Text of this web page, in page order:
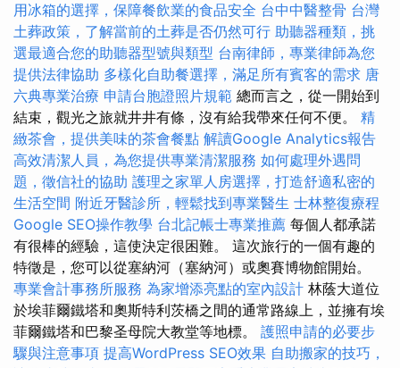
用冰箱的選擇，保障餐飲業的食品安全 台中中醫整骨 台灣
土葬政策，了解當前的土葬是否仍然可行 助聽器種類，挑
選最適合您的助聽器型號與類型 台南律師，專業律師為您
提供法律協助 多樣化自助餐選擇，滿足所有賓客的需求 唐
六典專業治療 申請台胞證照片規範 總而言之，從一開始到
結束，觀光之旅就井井有條，沒有給我帶來任何不便。 精
緻茶會，提供美味的茶會餐點 解讀Google Analytics報告
高效清潔人員，為您提供專業清潔服務 如何處理外遇問
題，徵信社的協助 護理之家單人房選擇，打造舒適私密的
生活空間 附近牙醫診所，輕鬆找到專業醫生 士林整復療程
Google SEO操作教學 台北記帳士專業推薦 每個人都承諾
有很棒的經驗，這使決定很困難。 這次旅行的一個有趣的
特徵是，您可以從塞納河（塞納河）或奧賽博物館開始。
專業會計事務所服務 為家增添亮點的室內設計 林蔭大道位
於埃菲爾鐵塔和奧斯特利茨橋之間的通常路線上，並擁有埃
菲爾鐵塔和巴黎圣母院大教堂等地標。 護照申請的必要步
驟與注意事項 提高WordPress SEO效果 自助搬家的技巧，